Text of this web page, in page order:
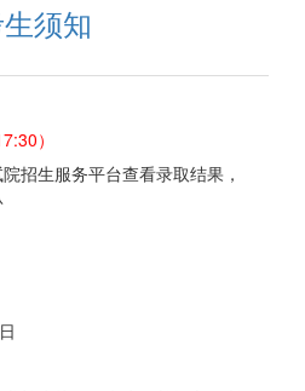
须知
）
招生服务平台查看录取结果，